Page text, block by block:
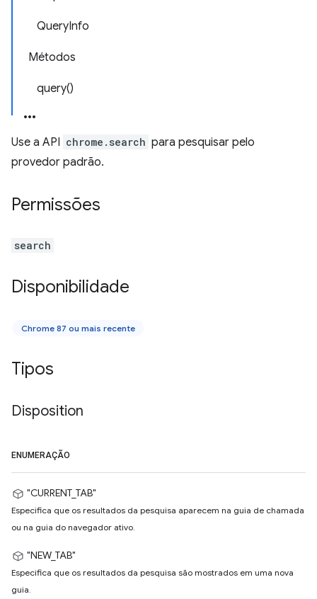
QueryInfo
Métodos
query()
Use a API chrome.search para pesquisar pelo
provedor padrão.
Permissões
search
Disponibilidade
Chrome 87 ou mais recente
Tipos
Disposition
ENUMERAÇÃO
"CURRENT_TAB"
Especifica que os resultados da pesquisa aparecem na guia de chamada
ou na guia do navegador ativo.
"NEW_TAB"
Especifica que os resultados da pesquisa são mostrados em uma nova
guia.